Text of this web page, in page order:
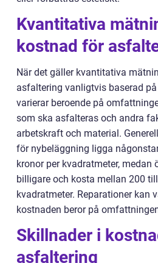
Kvantitativa
kostnad för
När det gäller kvantitativa
asfaltering vanligtvis baserad
varierar beroende på
som ska asfalteras och andra
arbetskraft och material.
för nybeläggning ligga
kronor per kvadratmeter, medan
billigare och kosta mellan 200
kvadratmeter. Reparationer kan
kostnaden beror på
Skillnader i
asfaltering